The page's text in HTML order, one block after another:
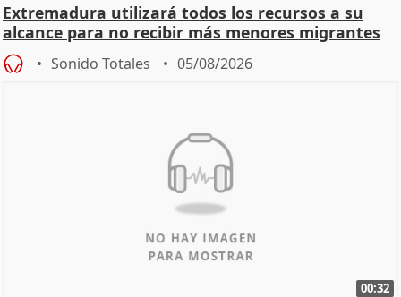
Extremadura utilizará todos los recursos a su
alcance para no recibir más menores migrantes
Sonido Totales 05/08/2026
00:32